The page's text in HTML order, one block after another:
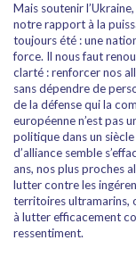
Mais soutenir
notre rapport à la
toujours été : une
force. Il nous faut
clarté : renforcer nos
sans dépendre de
de la défense qui la
européenne n’est pas
politique dans un
d’alliance semble
ans, nos plus proches
lutter contre les
territoires ultramarins,
à lutter efficacement
ressentiment.